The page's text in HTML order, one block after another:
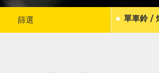
篩選 單車鈴 /